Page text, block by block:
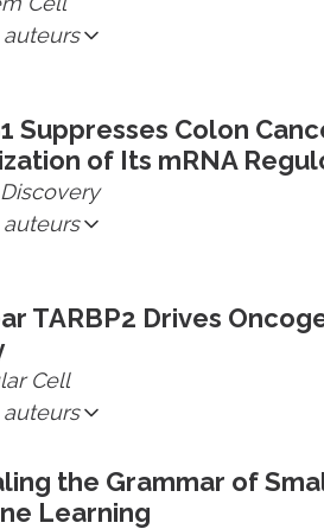
auteurs
Suppresses Colon
of Its mRNA
auteurs
TARBP2 Drives
Cell
auteurs
the Grammar of
Learning